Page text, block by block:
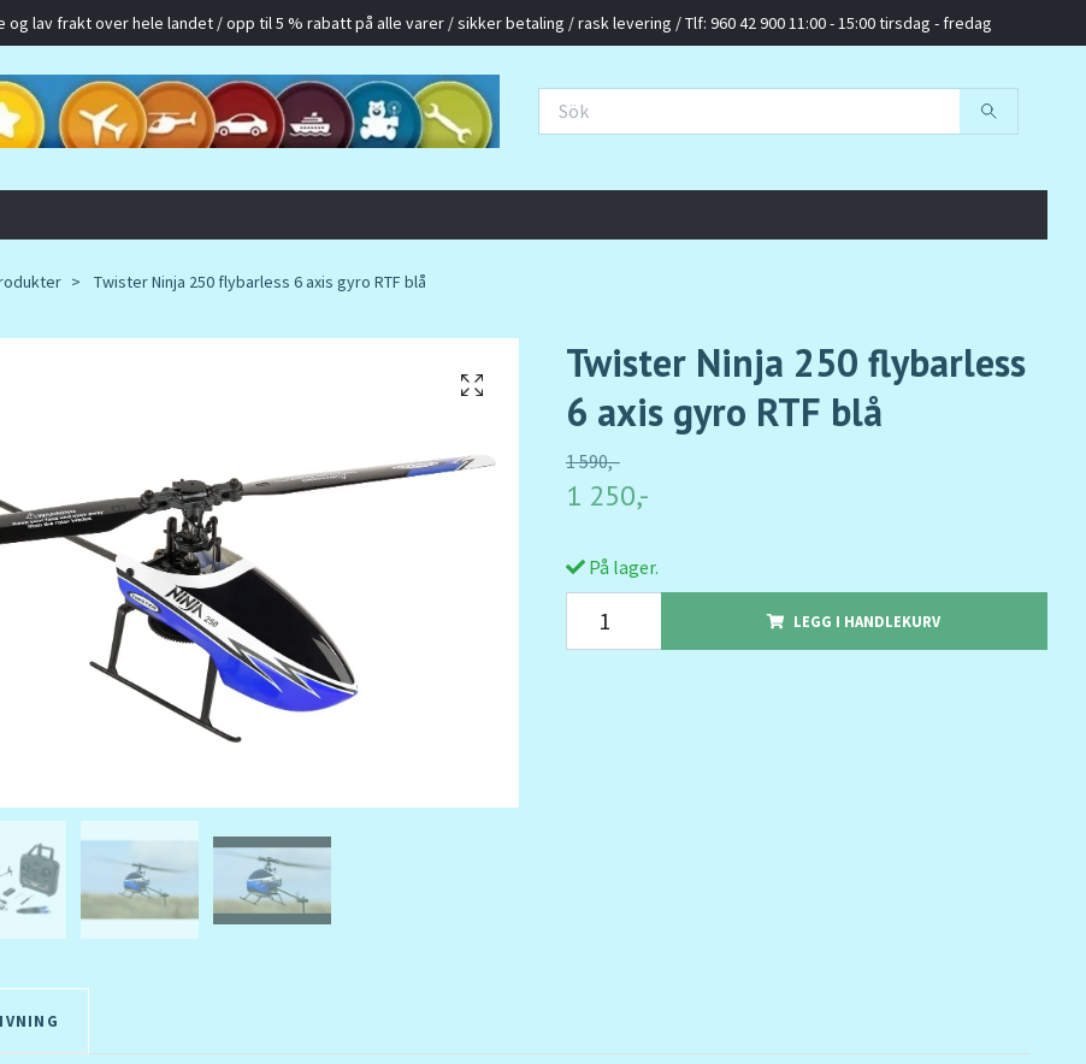
lav frakt over hele landet / opp til 5 % rabatt på alle varer / sikker betaling / rask levering / Tlf: 960 42 900 11:00 - 15:00 tirsdag - fredag
Twister Ninja 250 flybarless 6 axis gyro RTF blå
Twister Ninja 250 flybarless
6 axis gyro RTF blå
1 590,-
1 250,-
På lager.
LEGG I HANDLEKURV